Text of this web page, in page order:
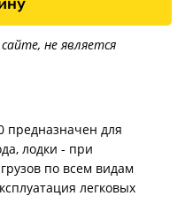
не является
предназначен для
лодки - при
по всем видам
легковых